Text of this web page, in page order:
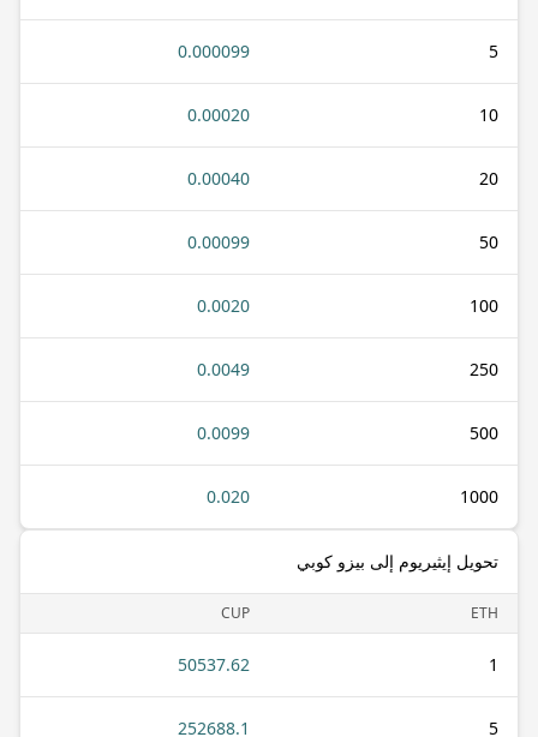
5
0.000099
10
0.00020
20
0.00040
50
0.00099
100
0.0020
250
0.0049
500
0.0099
1000
0.020
تحويل إيثيريوم إلى بيزو كوبي
ETH
CUP
1
50537.62
5
252688.1